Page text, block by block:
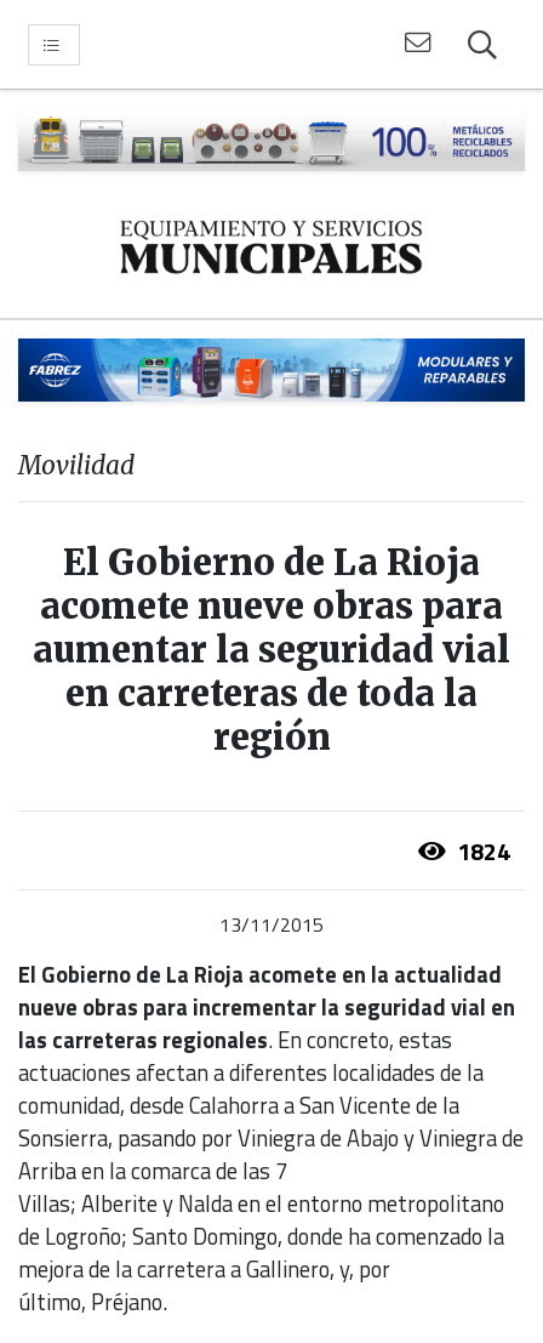
Movilidad
El Gobierno de La Rioja
acomete nueve obras para
aumentar la seguridad vial
en carreteras de toda la
región
1824
13/11/2015
El Gobierno de La Rioja acomete en la actualidad
nueve obras para incrementar la seguridad vial en
las carreteras regionales. En concreto, estas
actuaciones afectan a diferentes localidades de la
comunidad, desde Calahorra a San Vicente de la
Sonsierra, pasando por Viniegra de Abajo y Viniegra de
Arriba en la comarca de las 7
Villas; Alberite y Nalda en el entorno metropolitano
de Logroño; Santo Domingo, donde ha comenzado la
mejora de la carretera a Gallinero, y, por
último, Préjano.